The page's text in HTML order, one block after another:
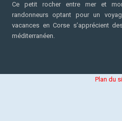
Ce petit rocher entre mer et
randonneurs optant pour un
vacances en Corse s’apprécient
méditerranéen.
Plan du